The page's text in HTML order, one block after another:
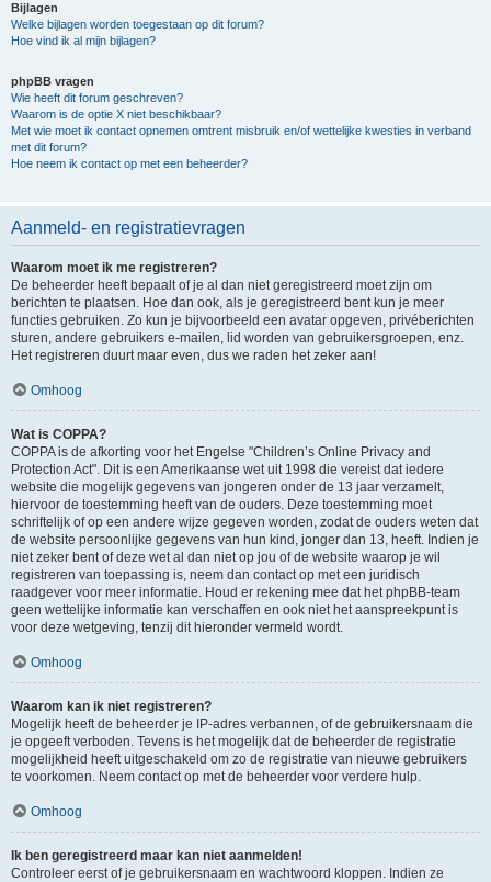
Bijlagen
Welke bijlagen worden toegestaan op dit forum?
Hoe vind ik al mijn bijlagen?
phpBB vragen
Wie heeft dit forum geschreven?
Waarom is de optie X niet beschikbaar?
Met wie moet ik contact opnemen omtrent misbruik en/of wettelijke kwesties in verband
met dit forum?
Hoe neem ik contact op met een beheerder?
Aanmeld- en registratievragen
Waarom moet ik me registreren?
De beheerder heeft bepaalt of je al dan niet geregistreerd moet zijn om
berichten te plaatsen. Hoe dan ook, als je geregistreerd bent kun je meer
functies gebruiken. Zo kun je bijvoorbeeld een avatar opgeven, privéberichten
sturen, andere gebruikers e-mailen, lid worden van gebruikersgroepen, enz.
Het registreren duurt maar even, dus we raden het zeker aan!
Omhoog
Wat is COPPA?
COPPA is de afkorting voor het Engelse "Children’s Online Privacy and
Protection Act". Dit is een Amerikaanse wet uit 1998 die vereist dat iedere
website die mogelijk gegevens van jongeren onder de 13 jaar verzamelt,
hiervoor de toestemming heeft van de ouders. Deze toestemming moet
schriftelijk of op een andere wijze gegeven worden, zodat de ouders weten dat
de website persoonlijke gegevens van hun kind, jonger dan 13, heeft. Indien je
niet zeker bent of deze wet al dan niet op jou of de website waarop je wil
registreren van toepassing is, neem dan contact op met een juridisch
raadgever voor meer informatie. Houd er rekening mee dat het phpBB-team
geen wettelijke informatie kan verschaffen en ook niet het aanspreekpunt is
voor deze wetgeving, tenzij dit hieronder vermeld wordt.
Omhoog
Waarom kan ik niet registreren?
Mogelijk heeft de beheerder je IP-adres verbannen, of de gebruikersnaam die
je opgeeft verboden. Tevens is het mogelijk dat de beheerder de registratie
mogelijkheid heeft uitgeschakeld om zo de registratie van nieuwe gebruikers
te voorkomen. Neem contact op met de beheerder voor verdere hulp.
Omhoog
Ik ben geregistreerd maar kan niet aanmelden!
Controleer eerst of je gebruikersnaam en wachtwoord kloppen. Indien ze